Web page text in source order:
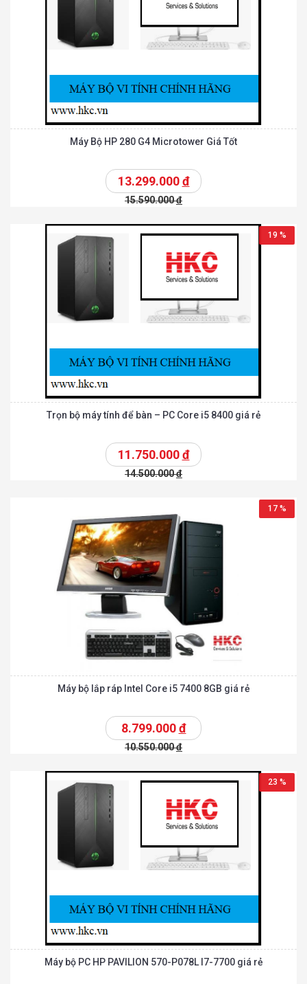
Máy Bộ HP 280 G4 Microtower Giá Tốt
13.299.000đ
15.590.000đ
19 %
Trọn bộ máy tính để bàn – PC Core i5 8400 giá rẻ
11.750.000đ
14.500.000đ
17 %
Máy bộ lắp ráp Intel Core i5 7400 8GB giá rẻ
8.799.000đ
10.550.000đ
23 %
Máy bộ PC HP PAVILION 570-P078L I7-7700 giá rẻ